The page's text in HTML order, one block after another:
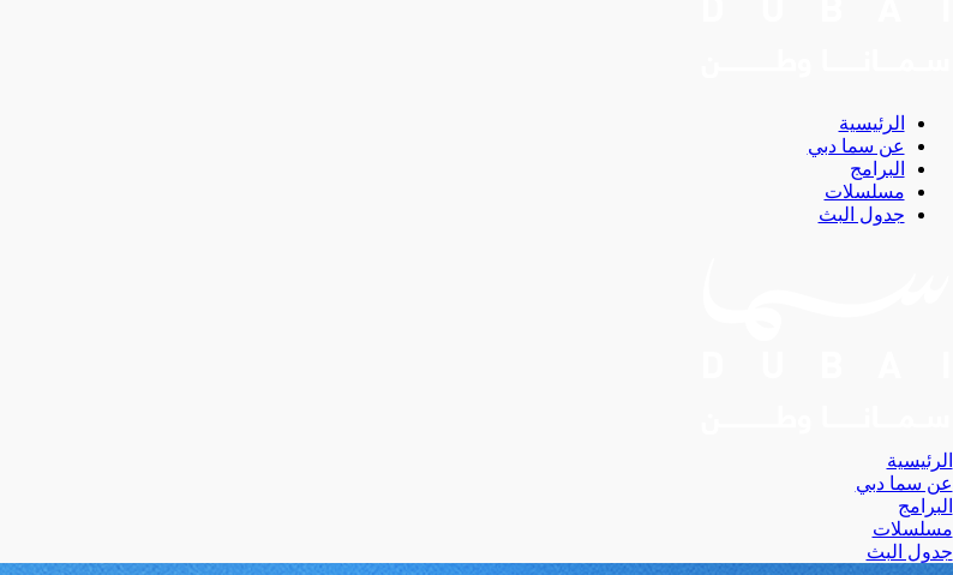
الرئيسية
عن سما دبي
البرامج
مسلسلات
جدول البث
الرئيسية
عن سما دبي
البرامج
مسلسلات
جدول البث